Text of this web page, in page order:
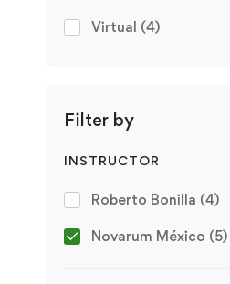
Virtual (4)
Filter by
INSTRUCTOR
Roberto Bonilla (4)
Novarum México (5)